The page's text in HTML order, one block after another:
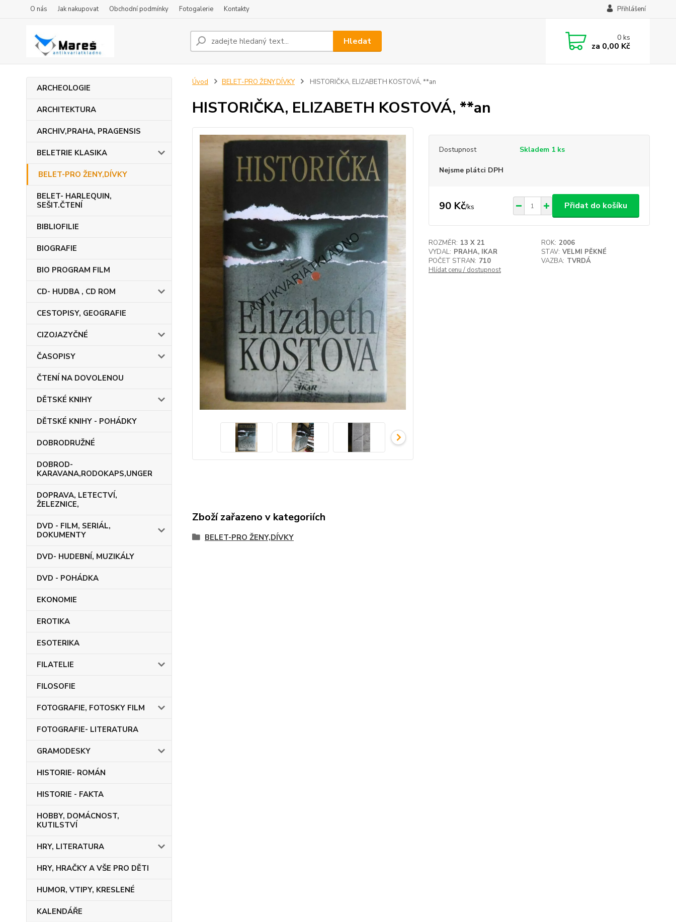
O nás Jak nakupovat Obchodní podmínky Fotogalerie Kontakty Přihlášení
Hledat 0ks
za 0,00 Kč
ARCHEOLOGIE
ARCHITEKTURA
ARCHIV,PRAHA, PRAGENSIS
BELETRIE KLASIKA
BELET-PRO ŽENY,DÍVKY
BELET- HARLEQUIN,
SEŠIT.ČTENÍ
BIBLIOFILIE
BIOGRAFIE
BIO PROGRAM FILM
CD- HUDBA , CD ROM
CESTOPISY, GEOGRAFIE
CIZOJAZYČNÉ
ČASOPISY
ČTENÍ NA DOVOLENOU
DĚTSKÉ KNIHY
DĚTSKÉ KNIHY - POHÁDKY
DOBRODRUŽNÉ
DOBROD-
KARAVANA,RODOKAPS,UNGER
DOPRAVA, LETECTVÍ,
ŽELEZNICE,
DVD - FILM, SERIÁL,
DOKUMENTY
DVD- HUDEBNÍ, MUZIKÁLY
DVD - POHÁDKA
EKONOMIE
EROTIKA
ESOTERIKA
FILATELIE
FILOSOFIE
FOTOGRAFIE, FOTOSKY FILM
FOTOGRAFIE- LITERATURA
GRAMODESKY
HISTORIE- ROMÁN
HISTORIE - FAKTA
HOBBY, DOMÁCNOST,
KUTILSTVÍ
HRY, LITERATURA
HRY, HRAČKY A VŠE PRO DĚTI
HUMOR, VTIPY, KRESLENÉ
KALENDÁŘE
Úvod BELET-PRO ŽENY,DÍVKY HISTORIČKA, ELIZABETH KOSTOVÁ, **an
HISTORIČKA, ELIZABETH KOSTOVÁ, **an
Dostupnost Skladem 1 ks
Nejsme plátci DPH
90 Kč/ks Přidat do košíku
ROZMĚR: 13 X 21 ROK: 2006
VYDAL: PRAHA, IKAR STAV: VELMI PĚKNÉ
POČET STRAN: 710 VAZBA: TVRDÁ
Hlídat cenu / dostupnost
Zboží zařazeno v kategoriích
BELET-PRO ŽENY,DÍVKY